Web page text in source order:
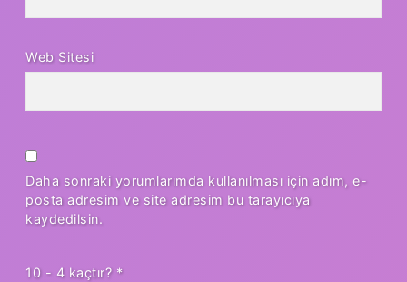
Web Sitesi
Daha sonraki yorumlarımda kullanılması için adım, e-
posta adresim ve site adresim bu tarayıcıya
kaydedilsin.
10 - 4 kaçtır? *